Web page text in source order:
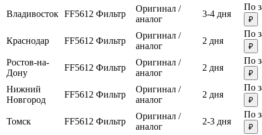
Владивосток FF5612 Фильтр
Оригинал /
аналог
3-4 дня
По
₽
Краснодар FF5612 Фильтр
Оригинал /
аналог
2 дня
По
₽
Ростов-на-
Дону
FF5612 Фильтр
Оригинал /
аналог
2 дня
По
₽
Нижний
Новгород
FF5612 Фильтр
Оригинал /
аналог
2 дня
По
₽
Томск FF5612 Фильтр
Оригинал /
аналог
2-3 дня
По
₽